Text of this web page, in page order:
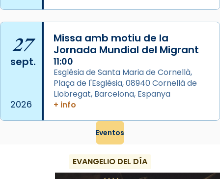
que les santes són filles de l’antiga Iluro.
Mataró en reivindicarà les relíq
...Ver más
View on Facebook · Share
27
sept.
2026
Missa amb motiu de la
Jornada Mundial del Migrant
11:00
Església de Santa Maria de Cornellà,
Plaça de l'Església, 08940 Cornellà de
Llobregat, Barcelona, Espanya
+ info
Eventos
EVANGELIO DEL DÍA